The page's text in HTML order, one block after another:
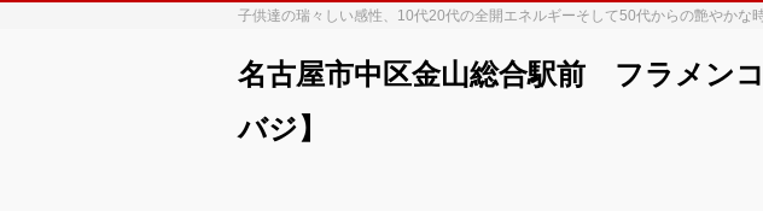
子供達の瑞々しい感性、10代20代の全開エネルギーそして50代からの艶やか
名古屋市中区金山総合駅前 フラメン
バジ】